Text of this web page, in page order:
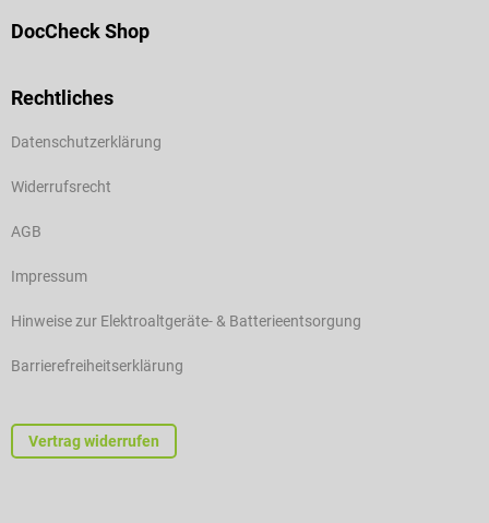
DocCheck Shop
Rechtliches
Datenschutzerklärung
Widerrufsrecht
AGB
Impressum
Hinweise zur Elektroaltgeräte- & Batterieentsorgung
Barrierefreiheitserklärung
Vertrag widerrufen